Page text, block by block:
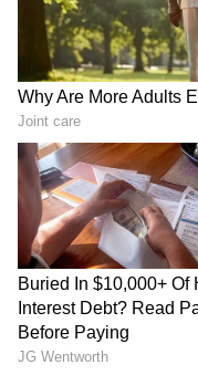
ಉದ್ಯೋಗದಿಂದ ತೆಗೆದು
ಹೂಡಿಕೆ ಮತ್ತು ಇತರೆ
ಮಾಡಿದ ಕಾರಣ ಕಂಪನಿ
ಗುರಿಯಾಗಿತ್ತು.